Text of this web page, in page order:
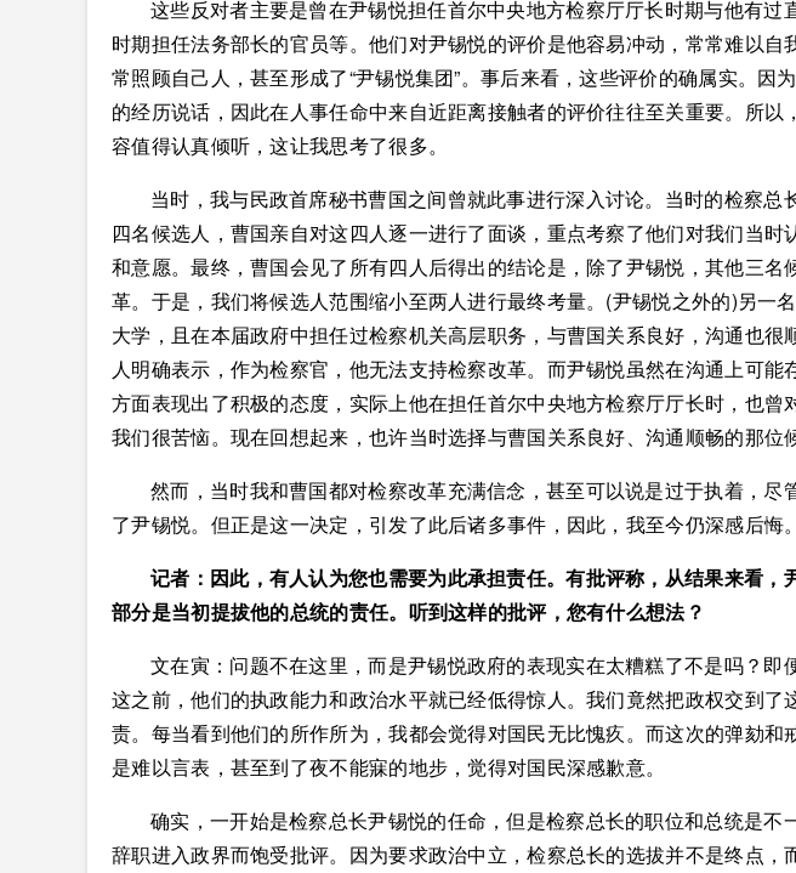
这些反对者主要是曾在尹锡悦担任首尔中央地方检察厅厅长时期与他有过
时期担任法务部长的官员等。他们对尹锡悦的评价是他容易冲动，常常难以自
常照顾自己人，甚至形成了“尹锡悦集团”。事后来看，这些评价的确属实。因
的经历说话，因此在人事任命中来自近距离接触者的评价往往至关重要。所以
容值得认真倾听，这让我思考了很多。
当时，我与民政首席秘书曹国之间曾就此事进行深入讨论。当时的检察总
四名候选人，曹国亲自对这四人逐一进行了面谈，重点考察了他们对我们当时
和意愿。最终，曹国会见了所有四人后得出的结论是，除了尹锡悦，其他三名
革。于是，我们将候选人范围缩小至两人进行最终考量。(尹锡悦之外的)另一
大学，且在本届政府中担任过检察机关高层职务，与曹国关系良好，沟通也很
人明确表示，作为检察官，他无法支持检察改革。而尹锡悦虽然在沟通上可能
方面表现出了积极的态度，实际上他在担任首尔中央地方检察厅厅长时，也曾
我们很苦恼。现在回想起来，也许当时选择与曹国关系良好、沟通顺畅的那位
然而，当时我和曹国都对检察改革充满信念，甚至可以说是过于执着，尽
了尹锡悦。但正是这一决定，引发了此后诸多事件，因此，我至今仍深感后悔。
记者：因此，有人认为您也需要为此承担责任。有批评称，从结果来看，
部分是当初提拔他的总统的责任。听到这样的批评，您有什么想法？
文在寅：问题不在这里，而是尹锡悦政府的表现实在太糟糕了不是吗？即
这之前，他们的执政能力和政治水平就已经低得惊人。我们竟然把政权交到了
责。每当看到他们的所作所为，我都会觉得对国民无比愧疚。而这次的弹劾和
是难以言表，甚至到了夜不能寐的地步，觉得对国民深感歉意。
确实，一开始是检察总长尹锡悦的任命，但是检察总长的职位和总统是不
辞职进入政界而饱受批评。因为要求政治中立，检察总长的选拔并不是终点，